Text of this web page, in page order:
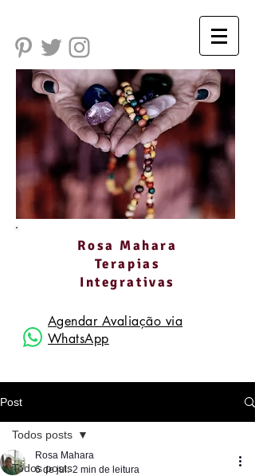
Rosa Mahara
Terapias
Integrativas
Agendar Avaliação via
WhatsApp
Post
Todos posts
Todos posts
Rosa Mahara
6 de jul. 2 min de leitura